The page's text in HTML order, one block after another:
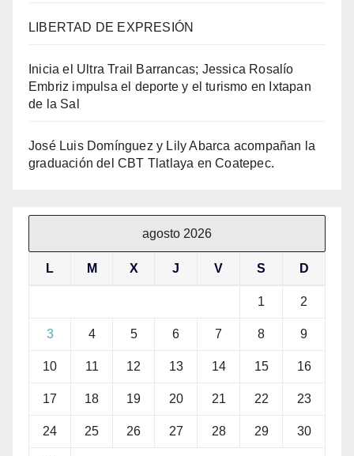
LIBERTAD DE EXPRESIÓN
Inicia el Ultra Trail Barrancas; Jessica Rosalío
Embriz impulsa el deporte y el turismo en Ixtapan
de la Sal
José Luis Domínguez y Lily Abarca acompañan la
graduación del CBT Tlatlaya en Coatepec.
agosto 2026
L M X J V S D
1 2
3 4 5 6 7 8 9
10 11 12 13 14 15 16
17 18 19 20 21 22 23
24 25 26 27 28 29 30